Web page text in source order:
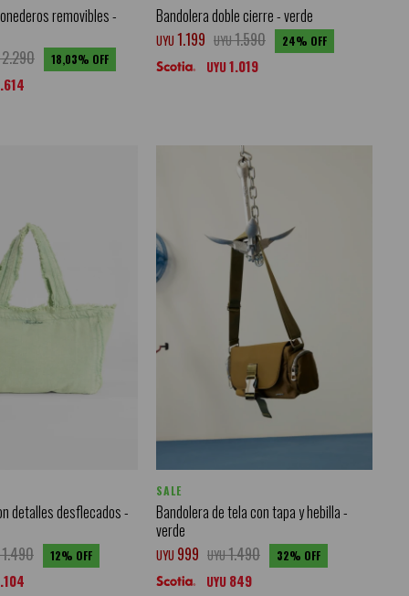
removibles -
2.290
18,03
Bandolera doble cierre - verde
UYU 1.199 UYU1.590 24
UYU1.019
detalles desflecados -
1.490
12
SALE
Bandolera de tela con tapa y hebilla -
verde
UYU 999 UYU1.490 32
UYU 849